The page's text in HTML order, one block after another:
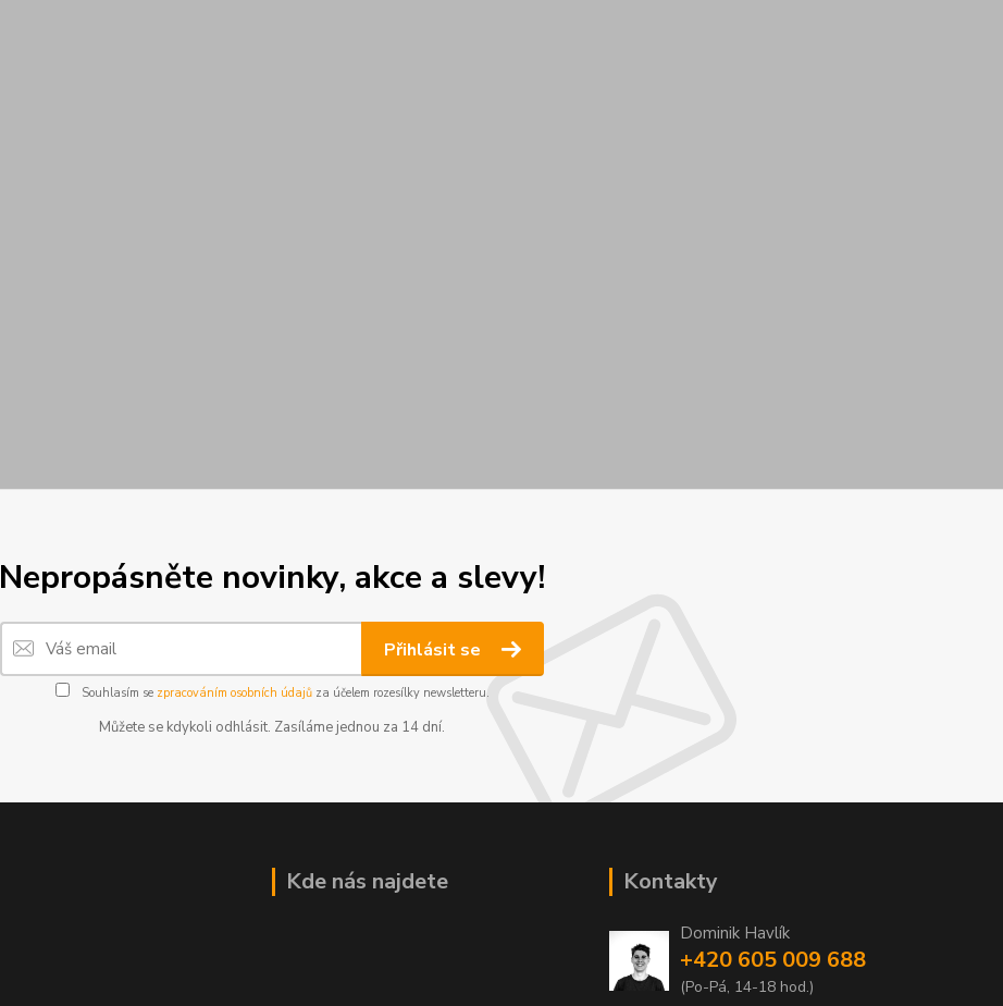
Nepropásněte novinky, akce a slevy!
Přihlásit se
Souhlasím se zpracováním osobních údajůza účelem rozesílky newsletteru.
Můžete se kdykoli odhlásit. Zasíláme jednou za 14 dní.
Kde nás najdete Kontakty
Dominik Havlík
+420 605 009 688
(Po-Pá, 14-18 hod.)